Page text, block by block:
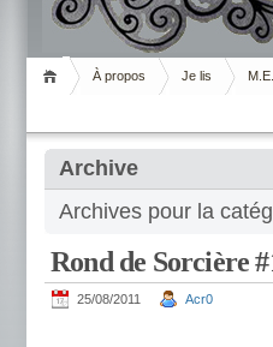
Livrement
À propos Je lis
Archive
Archives pour la
Rond de Sorcière
25/08/2011 Acr0